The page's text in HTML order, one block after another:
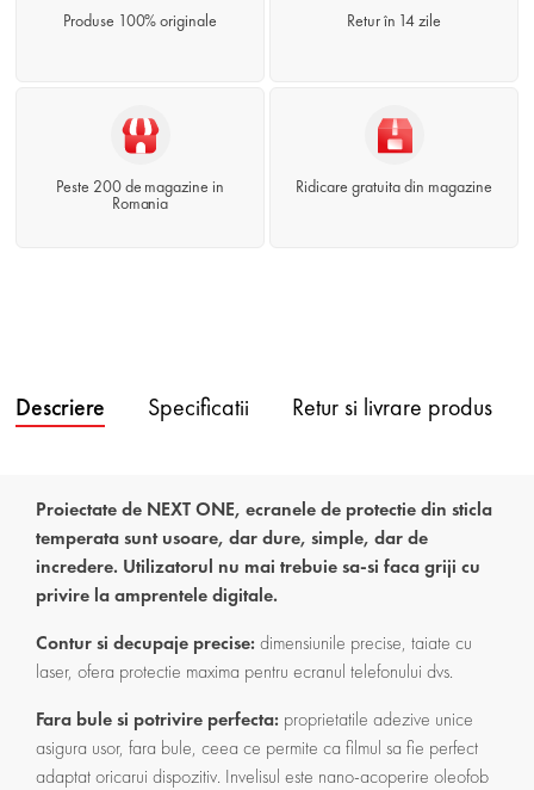
Produse 100% originale Retur în 14 zile
Peste 200 de magazine in
Romania
Ridicare gratuita din magazine
Descriere Specificatii Retur si livrare produs
Proiectate de NEXT ONE, ecranele de protectie din sticla
temperata sunt usoare, dar dure, simple, dar de
incredere. Utilizatorul nu mai trebuie sa-si faca griji cu
privire la amprentele digitale.
Contur si decupaje precise: dimensiunile precise, taiate cu
laser, ofera protectie maxima pentru ecranul telefonului dvs.
Fara bule si potrivire perfecta: proprietatile adezive unice
asigura usor, fara bule, ceea ce permite ca filmul sa fie perfect
adaptat oricarui dispozitiv. Invelisul este nano-acoperire oleofob